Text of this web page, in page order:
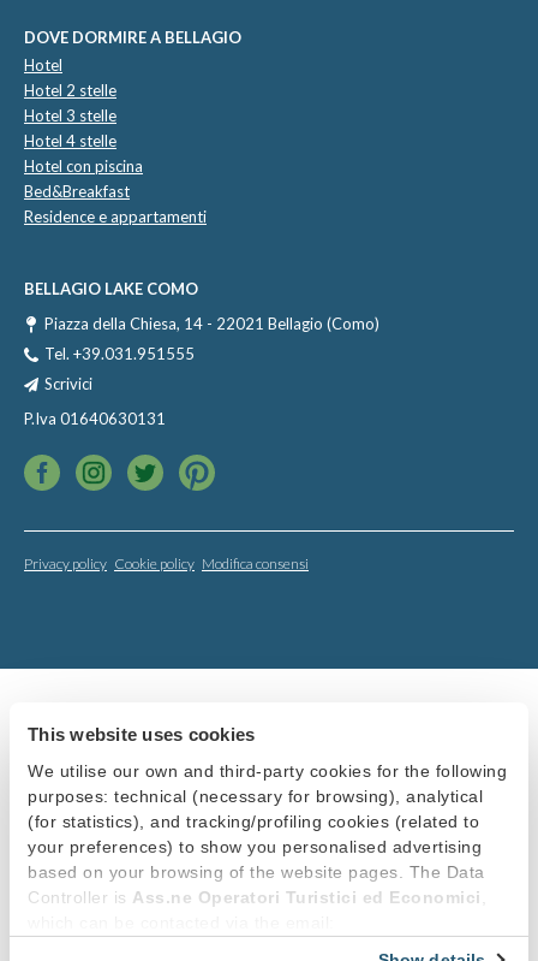
This website uses cookies
We utilise our own and third-party cookies for the following
purposes: technical (necessary for browsing), analytical
(for statistics), and tracking/profiling cookies (related to
your preferences) to show you personalised advertising
based on your browsing of the website pages. The Data
Controller is Ass.ne Operatori Turistici ed Economici
DOVE DORMIRE A BELLAGIO
Hotel
Hotel 2 stelle
Hotel 3 stelle
Hotel 4 stelle
Hotel con piscina
Bed&Breakfast
Residence e appartamenti
BELLAGIO LAKE COMO
Piazza della Chiesa, 14 - 22021 Bellagio (Como)
Tel. +39.031.951555
Scrivici
P.Iva 01640630131
Privacy policy Cookie policy Modifica consensi